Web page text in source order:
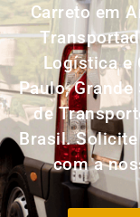
Carreto em
Logística e
Paulo,
de
Brasil.
com a